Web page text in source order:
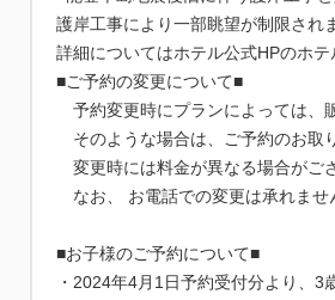
護岸工事により一部眺望が制限され
詳細についてはホテル公式HPのホテ
■ご予約の変更について■
予約変更時にプランによっては、
そのような場合は、ご予約のお取
変更時には料金が異なる場合がご
なお、 お電話での変更は承れませ
■お子様のご予約について■
・2024年4月1日予約受付分より、